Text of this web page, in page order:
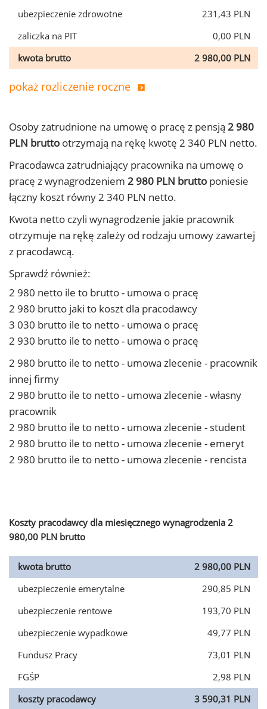
ubezpieczenie zdrowotne
231,43 PLN
zaliczka na PIT
0,00 PLN
kwota brutto
2 980,00 PLN
pokaż rozliczenie roczne
Osoby zatrudnione na umowę o pracę z pensją 2 980
PLN brutto otrzymają na rękę kwotę 2 340 PLN netto.
Pracodawca zatrudniający pracownika na umowę o
pracę z wynagrodzeniem 2 980 PLN brutto poniesie
łączny koszt równy 2 340 PLN netto.
Kwota netto czyli wynagrodzenie jakie pracownik
otrzymuje na rękę zależy od rodzaju umowy zawartej
z pracodawcą.
Sprawdź również:
2 980 netto ile to brutto - umowa o pracę
2 980 brutto jaki to koszt dla pracodawcy
3 030 brutto ile to netto - umowa o pracę
2 930 brutto ile to netto - umowa o pracę
2 980 brutto ile to netto - umowa zlecenie - pracownik
innej firmy
2 980 brutto ile to netto - umowa zlecenie - własny
pracownik
2 980 brutto ile to netto - umowa zlecenie - student
2 980 brutto ile to netto - umowa zlecenie - emeryt
2 980 brutto ile to netto - umowa zlecenie - rencista
Koszty pracodawcy dla miesięcznego wynagrodzenia 2
980,00 PLN brutto
kwota brutto
2 980,00 PLN
ubezpieczenie emerytalne
290,85 PLN
ubezpieczenie rentowe
193,70 PLN
ubezpieczenie wypadkowe
49,77 PLN
Fundusz Pracy
73,01 PLN
FGŚP
2,98 PLN
koszty pracodawcy
3 590,31 PLN